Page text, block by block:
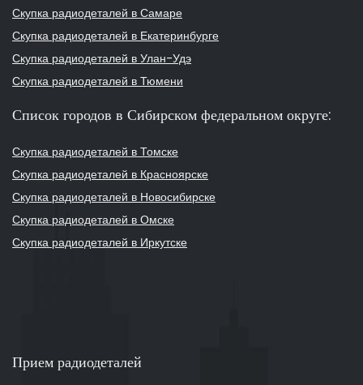
Скупка радиодеталей в Самаре
Скупка радиодеталей в Екатеринбурге
Скупка радиодеталей в Улан-Удэ
Скупка радиодеталей в Тюмени
Список городов в Сибирском федеральном округе:
Скупка радиодеталей в Томске
Скупка радиодеталей в Красноярске
Скупка радиодеталей в Новосибирске
Скупка радиодеталей в Омске
Скупка радиодеталей в Иркутске
Прием радиодеталей